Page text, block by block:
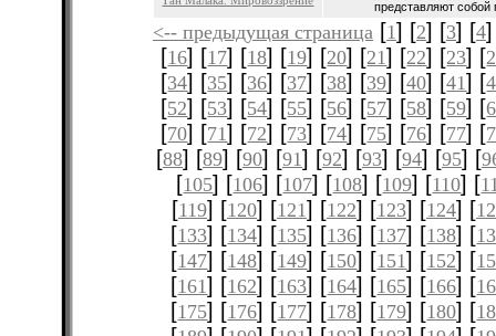
представляют
<-- предыдущая страница [1] [2] [3] [4
[16] [17] [18] [19] [20] [21] [22] [23] [
[34] [35] [36] [37] [38] [39] [40] [41] [
[52] [53] [54] [55] [56] [57] [58] [59] [
[70] [71] [72] [73] [74] [75] [76] [77] [
[88] [89] [90] [91] [92] [93] [94] [95] [
[105] [106] [107] [108] [109] [110] [
[119] [120] [121] [122] [123] [124] [
[133] [134] [135] [136] [137] [138] [
[147] [148] [149] [150] [151] [152] [
[161] [162] [163] [164] [165] [166] [
[175] [176] [177] [178] [179] [180] [